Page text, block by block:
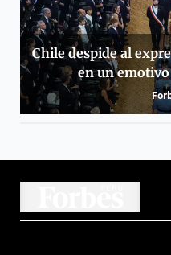
Chile despide al
en un